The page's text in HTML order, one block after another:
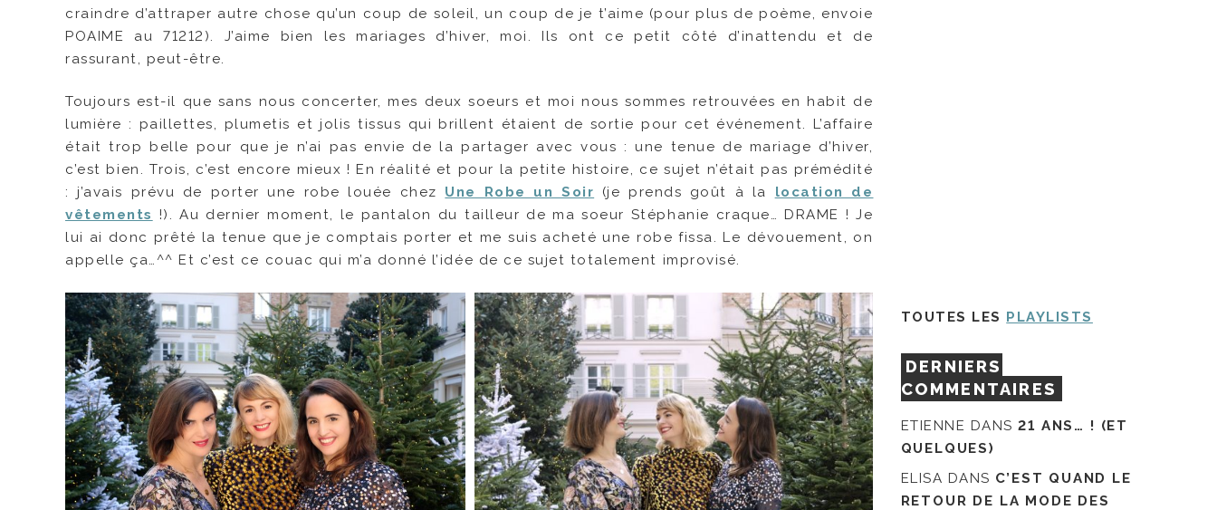
craindre d’attraper autre chose qu’un coup de soleil, un coup de je t’aime (pour plus de poème, envoie
POAIME au 71212). J’aime bien les mariages d’hiver, moi. Ils ont ce petit côté d’inattendu et de
rassurant, peut-être.
Toujours est-il que sans nous concerter, mes deux soeurs et moi nous sommes retrouvées en habit de
lumière : paillettes, plumetis et jolis tissus qui brillent étaient de sortie pour cet événement. L’affaire
était trop belle pour que je n’ai pas envie de la partager avec vous : une tenue de mariage d’hiver,
c’est bien. Trois, c’est encore mieux ! En réalité et pour la petite histoire, ce sujet n’était pas prémédité
: j’avais prévu de porter une robe louée chez Une Robe un Soir (je prends goût à la location de
vêtements
!). Au dernier moment, le pantalon du tailleur de ma soeur Stéphanie craque… DRAME ! Je
lui ai donc prêté la tenue que je comptais porter et me suis acheté une robe fissa. Le dévouement, on
appelle ça…^^ Et c’est ce couac qui m’a donné l’idée de ce sujet totalement improvisé.
TOUTES LES PLAYLISTS
DERNIERS
COMMENTAIRES
ETIENNE DANS21 ANS… ! (ET
QUELQUES)
ELISA DANS C’EST QUAND LE
RETOUR DE LA MODE DES